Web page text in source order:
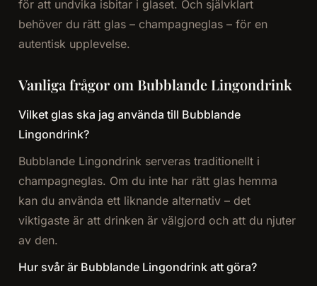
för att undvika isbitar i glaset. Och självklart
behöver du rätt glas – champagneglas – för en
autentisk upplevelse.
Vanliga frågor om Bubblande Lingondrink
Vilket glas ska jag använda till Bubblande
Lingondrink?
Bubblande Lingondrink serveras traditionellt i
champagneglas. Om du inte har rätt glas hemma
kan du använda ett liknande alternativ – det
viktigaste är att drinken är välgjord och att du njuter
av den.
Hur svår är Bubblande Lingondrink att göra?